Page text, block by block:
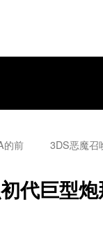
的前
3DS恶魔召
代巨型